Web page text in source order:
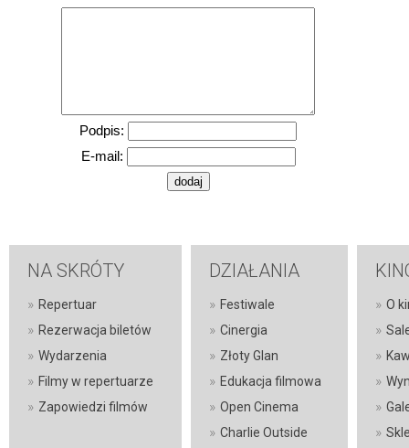
Podpis:
E-mail:
NA SKRÓTY
» Repertuar
» Rezerwacja biletów
» Wydarzenia
» Filmy w repertuarze
» Zapowiedzi filmów
DZIAŁANIA
» Festiwale
» Cinergia
» Złoty Glan
» Edukacja filmowa
» Open Cinema
» Charlie Outside
» O
»
»
»
»
»